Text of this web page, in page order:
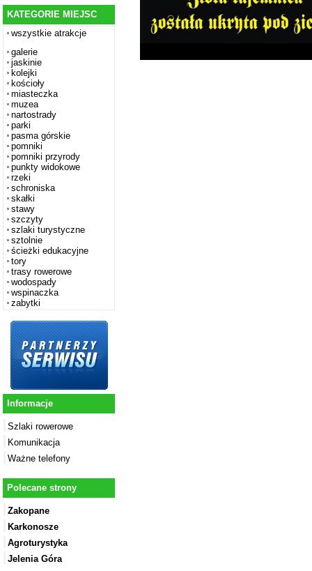
KATEGORIE MIEJSC
wszystkie atrakcje
galerie
jaskinie
kolejki
kościoły
miasteczka
muzea
nartostrady
parki
pasma górskie
pomniki
pomniki przyrody
punkty widokowe
rzeki
schroniska
skałki
stawy
szczyty
szlaki turystyczne
sztolnie
ścieżki edukacyjne
tory
trasy rowerowe
wodospady
wspinaczka
zabytki
Informacje
Szlaki rowerowe
Komunikacja
Ważne telefony
Polecane strony
Zakopane
Karkonosze
Agroturystyka
Jelenia Góra